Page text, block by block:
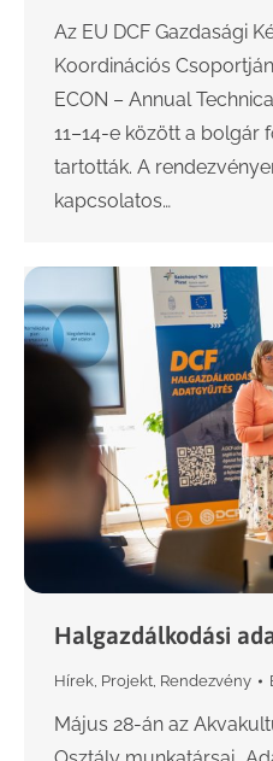
Az EU DCF Gazdasági
Koordinációs
ECON – Annual
11–14-e között a bolgár
tartották. A
kapcsolatos…
Halgazdálkodási
Hírek, Projekt, Rendezvény
Május 28-án az